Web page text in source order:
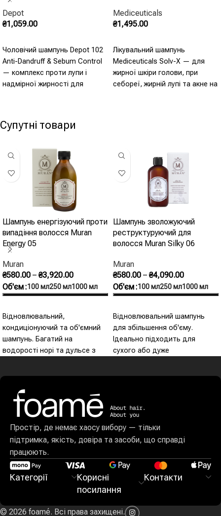
Depot
₴1,059.00
Чоловічий шампунь Depot 102
Anti-Dandruff & Sebum Control
— комплекс проти лупи і
надмірної жирності для
- Контроль шкірного сала -
чоловічий бренд
Mediceuticals
₴1,495.00
Лікувальний шампунь
Mediceuticals Solv-X — для
жирної шкіри голови, при
себореї, жирній лупі та акне на
Супутні товари
Шампунь енергізуючий проти
випадіння волосся Muran
Energy 05
Muran
₴580.00 – ₴3,920.00
Об'єм 100 мл250 мл1000 мл
Відновлювальний,
кондиціонуючий та об'ємний
шампунь. Багатий на
водорості норі та дульсе з
апельсина зі стимулюючими
властивостями, а також олію
сереноа, яка є чудовим
інгібітором дегенеративних
процесів, що спричиняють
випадіння волосся.
Шампунь зволожуючий
реструктуруючий для
волосся Muran Silky 06
Muran
₴580.00 – ₴4,090.00
Об'єм 100 мл250 мл1000 мл
Відновлювальний шампунь
для збільшення об'єму.
Ідеально підходить для
сухого або дуже
захист волосся, роблячи його
міцнішим, шовковистим та
об'ємним.
Простір, де немає хаосу вибору — тільки
підтримка, якість, довіра та засоби, що справді
працюють.
Категорії
Корисні
посилання
Контакти
© 2026 foamé. Всі права захищені.